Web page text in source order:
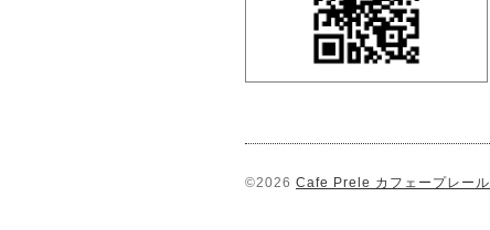
©2026 Cafe Prele カフェープレール